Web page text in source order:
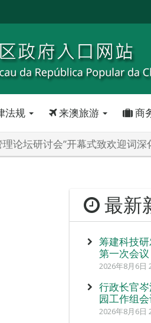
法规 来澳旅游 商
论坛研讨会”开幕式致欢迎词深
最新
筹建科技
第一次会议
2026年8月6日
行政长官
园工作组会
2026年8月6日